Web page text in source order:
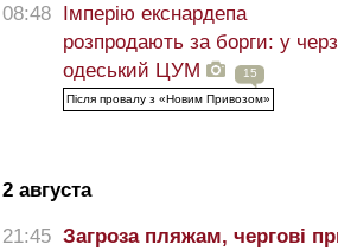
08:48 Імперію екснардепа
розпродають за борги: у
одеський ЦУМ
15
Після провалу з «Новим Привозом»
2 августа
21:45 Загроза пляжам, чергові